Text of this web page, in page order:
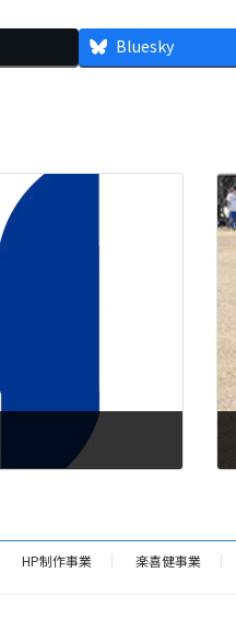
Bluesky
HP制作事業 楽喜健事業